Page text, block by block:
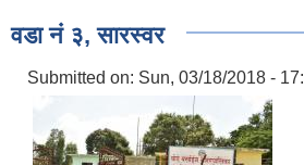
वडा नं‌ ३, सारस्वर
Submitted on: Sun, 03/18/2018 -